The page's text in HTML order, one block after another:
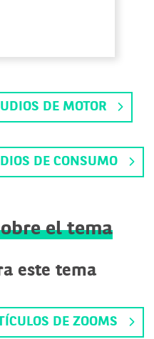
DE MOTOR
DE CONSUMO
el tema
este tema
DE ZOOMS